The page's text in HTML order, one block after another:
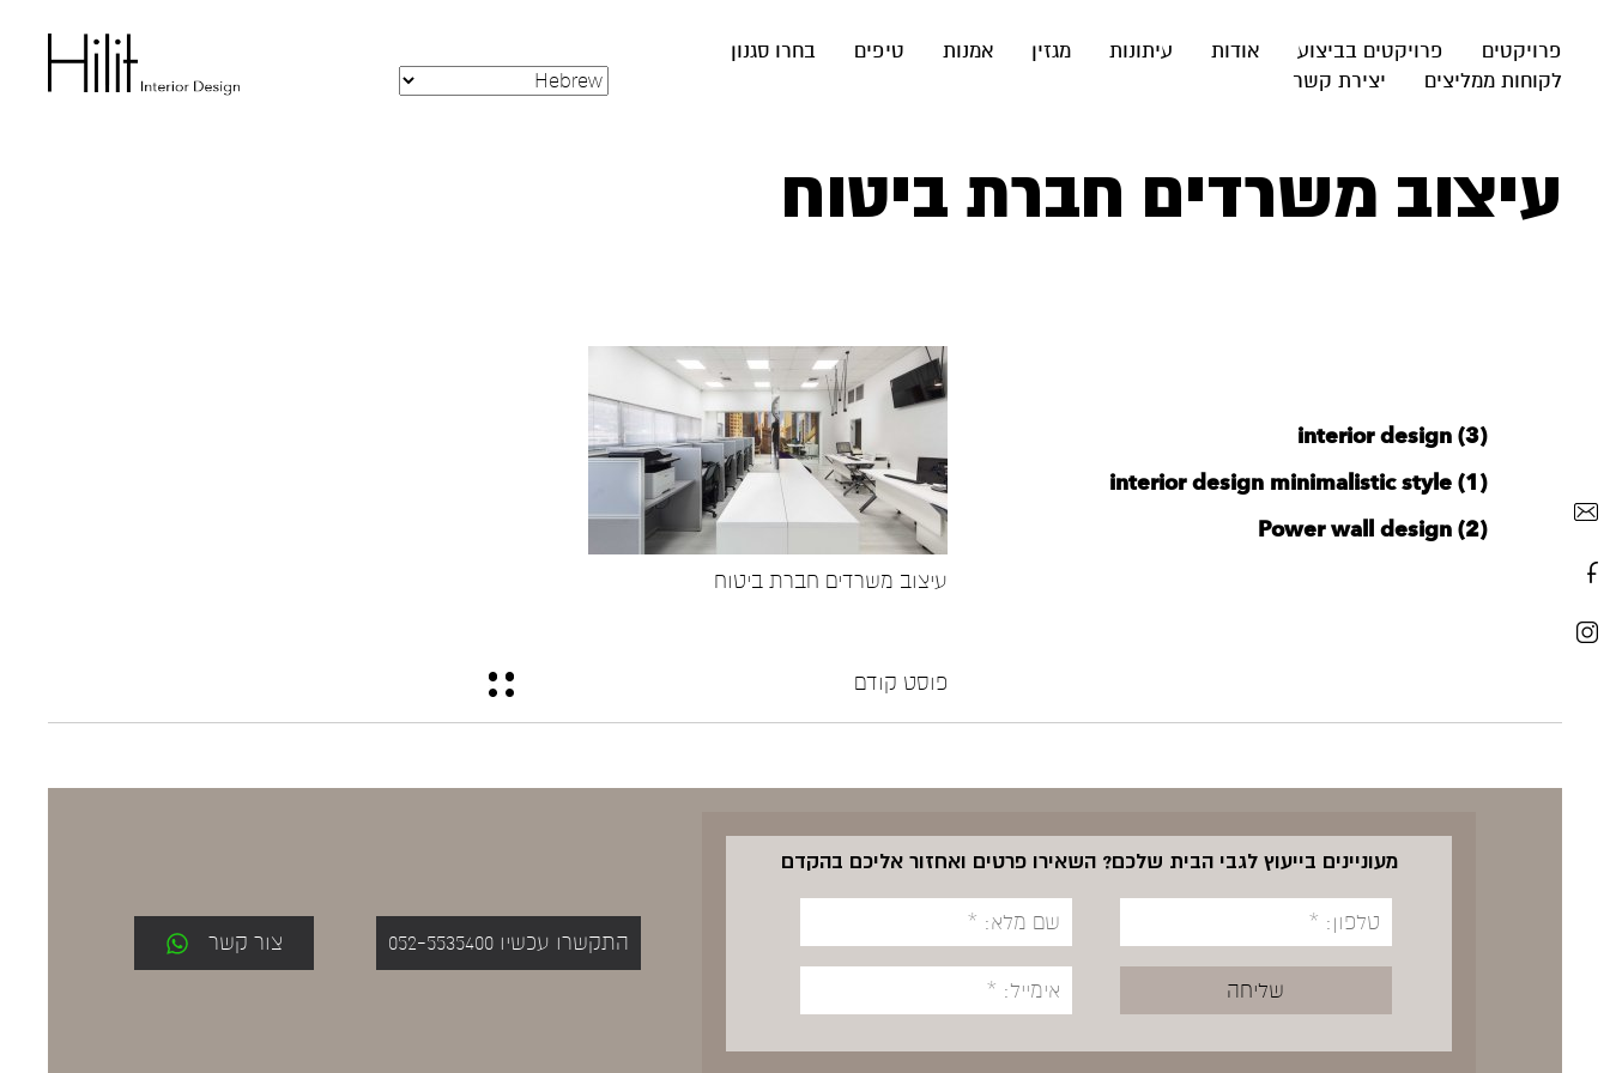
פרויקטים פרויקטים בביצוע אודות עיתונות מגזין אמנות טיפים
בחרו סגנון
לקוחות ממליצים
יצירת קשר
עיצוב משרדים חברת ביטוח
interior design (3)
interior design minimalistic style (1)
Power wall design (2)
עיצוב משרדים חברת ביטוח
פוסט קודם
מעוניינים בייעוץ לגבי הבית שלכם? השאירו פרטים ואחזור אליכם בהקדם
התקשרו עכשיו 052-5535400 צור קשר